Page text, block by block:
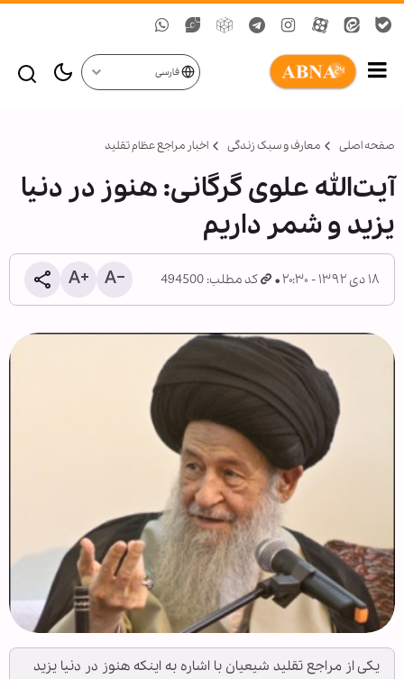
فارسی
صفحه اصلی معارف و سبک زندگی اخبار مراجع عظام تقلید
آیت‌الله علوی گرگانی: هنوز در دنیا
یزید و شمر داریم
۱۸ دی ۱۳۹۲ - ۲۰:۳۰ کد مطلب: 494500
یکی از مراجع تقلید شیعیان با اشاره به اینکه هنوز در دنیا یزید